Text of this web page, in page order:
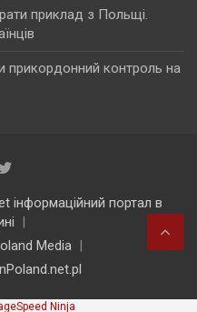
приклад з Польщі.
прикордонний контроль на
інформаційний портал в
Media
Ninja